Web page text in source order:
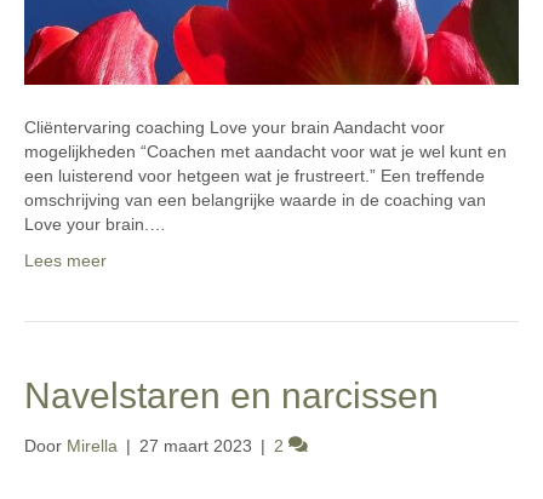
Cliëntervaring coaching Love your brain Aandacht voor
mogelijkheden “Coachen met aandacht voor wat je wel kunt en
een luisterend voor hetgeen wat je frustreert.” Een treffende
omschrijving van een belangrijke waarde in de coaching van
Love your brain.…
Lees meer
Navelstaren en narcissen
Door Mirella | 27 maart 2023 | 2